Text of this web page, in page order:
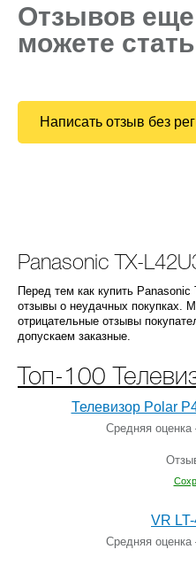
Отзывов
можете
Написать отзыв без
Panasonic TX-
Перед тем как купить Panasonic
отзывы о неудачных покупках.
отрицательные отзывы
допускаем заказные.
Топ-100
Телевизор Polar
Средняя
VR
Средняя